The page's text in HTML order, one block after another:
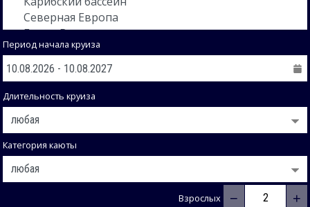
Период начала круиза
Длительность круиза
Категория каюты
Взрослых − +